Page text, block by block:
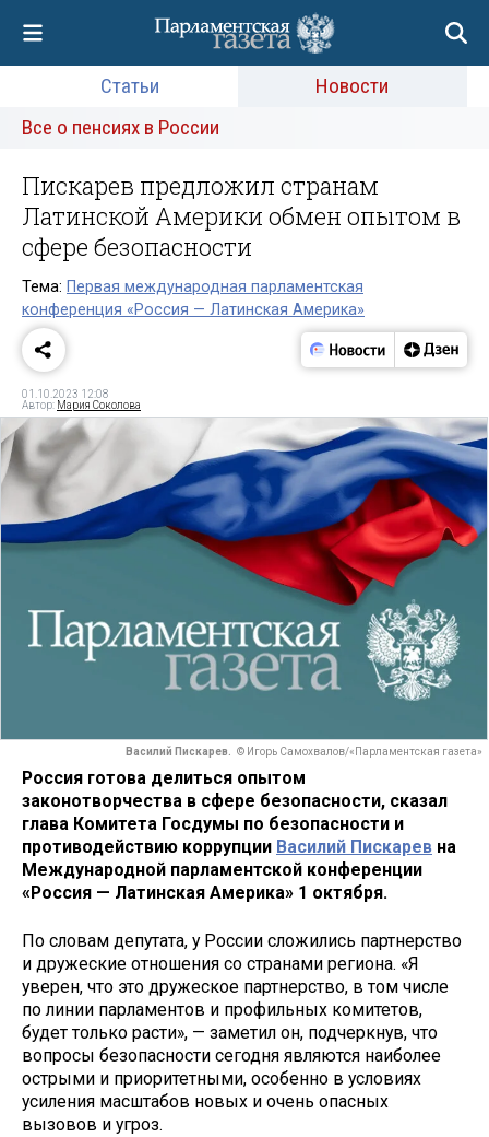
Статьи
Новости
Все о пенсиях в России
Пискарев предложил странам
Латинской Америки обмен опытом в
сфере безопасности
Тема: Первая международная парламентская
конференция «Россия — Латинская Америка»
01.10.2023 12:08
Автор: Мария Соколова
Василий Пискарев. © Игорь Самохвалов/«Парламентская газета»
Россия готова делиться опытом
законотворчества в сфере безопасности, сказал
глава Комитета Госдумы по безопасности и
противодействию коррупции Василий Пискарев на
Международной парламентской конференции
«Россия — Латинская Америка» 1 октября.
По словам депутата, у России сложились партнерство
и дружеские отношения со странами региона. «Я
уверен, что это дружеское партнерство, в том числе
по линии парламентов и профильных комитетов,
будет только расти», — заметил он, подчеркнув, что
вопросы безопасности сегодня являются наиболее
острыми и приоритетными, особенно в условиях
усиления масштабов новых и очень опасных
вызовов и угроз.